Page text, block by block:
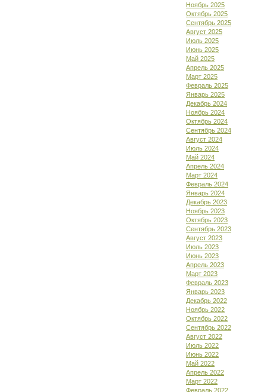
Ноябрь 2025
Октябрь 2025
Сентябрь 2025
Август 2025
Июль 2025
Июнь 2025
Май 2025
Апрель 2025
Март 2025
Февраль 2025
Январь 2025
Декабрь 2024
Ноябрь 2024
Октябрь 2024
Сентябрь 2024
Август 2024
Июль 2024
Май 2024
Апрель 2024
Март 2024
Февраль 2024
Январь 2024
Декабрь 2023
Ноябрь 2023
Октябрь 2023
Сентябрь 2023
Август 2023
Июль 2023
Июнь 2023
Апрель 2023
Март 2023
Февраль 2023
Январь 2023
Декабрь 2022
Ноябрь 2022
Октябрь 2022
Сентябрь 2022
Август 2022
Июль 2022
Июнь 2022
Май 2022
Апрель 2022
Март 2022
Февраль 2022